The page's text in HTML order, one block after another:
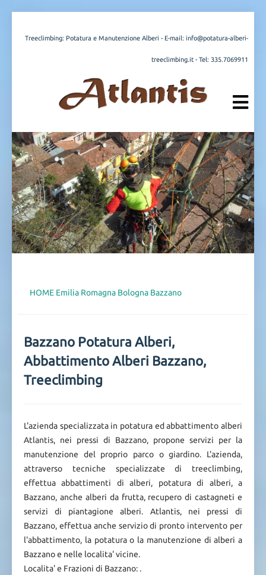
Treeclimbing: Potatura e Manutenzione Alberi - E-mail: info@potatura-alberi-
treeclimbing.it - Tel: 335.7069911
HOME Emilia Romagna Bologna Bazzano
Bazzano Potatura Alberi,
Abbattimento Alberi Bazzano,
Treeclimbing
L'azienda specializzata in potatura ed abbattimento alberi
Atlantis, nei pressi di Bazzano, propone servizi per la
manutenzione del proprio parco o giardino. L'azienda,
attraverso tecniche specializzate di treeclimbing,
effettua abbattimenti di alberi, potatura di alberi, a
Bazzano, anche alberi da frutta, recupero di castagneti e
servizi di piantagione alberi. Atlantis, nei pressi di
Bazzano, effettua anche servizio di pronto intervento per
l'abbattimento, la potatura o la manutenzione di alberi a
Bazzano e nelle localita' vicine.
Localita' e Frazioni di Bazzano: .